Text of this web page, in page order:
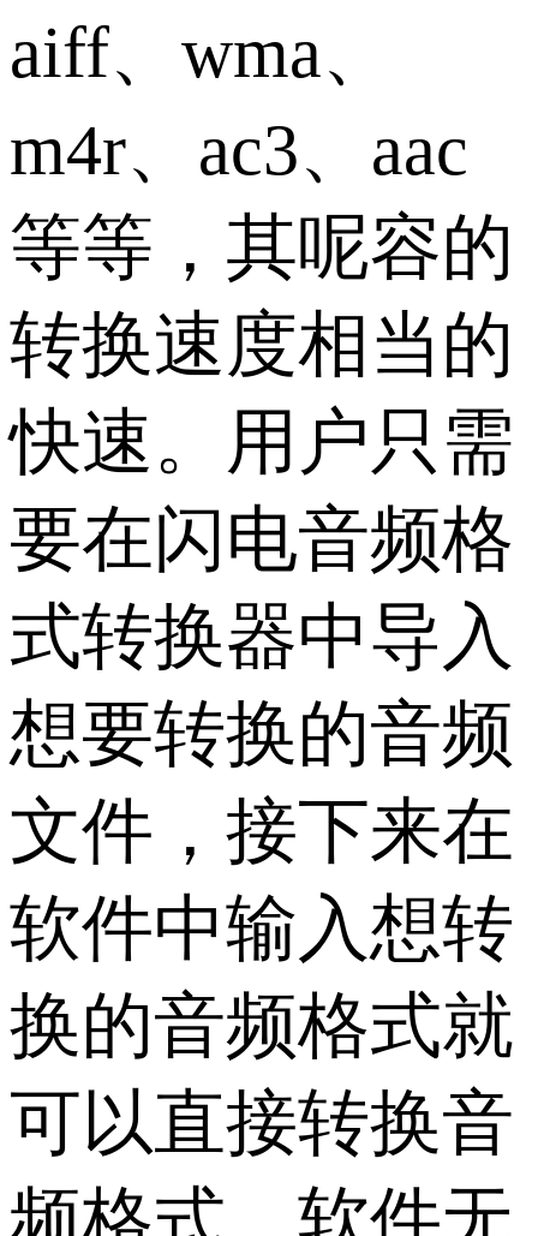
aiff、wma、
m4r、ac3、aac
等等，其呢容的
转换速度相当的
快速。用户只需
要在闪电音频格
式转换器中导入
想要转换的音频
文件，接下来在
软件中输入想转
换的音频格式就
可以直接转换音